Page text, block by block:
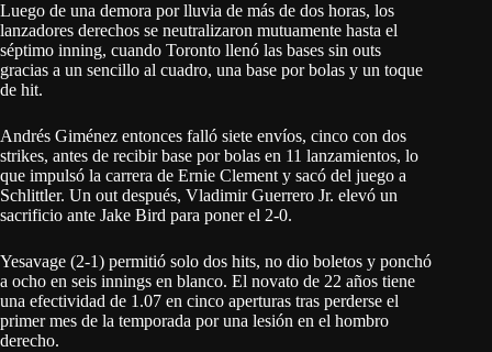
Luego de una demora por lluvia de más de dos horas, los
lanzadores derechos se neutralizaron mutuamente hasta el
séptimo inning, cuando Toronto llenó las bases sin outs
gracias a un sencillo al cuadro, una base por bolas y un toque
de hit.
Andrés Giménez entonces falló siete envíos, cinco con dos
strikes, antes de recibir base por bolas en 11 lanzamientos, lo
que impulsó la carrera de Ernie Clement y sacó del juego a
Schlittler. Un out después, Vladimir Guerrero Jr. elevó un
sacrificio ante Jake Bird para poner el 2-0.
Yesavage (2-1) permitió solo dos hits, no dio boletos y ponchó
a ocho en seis innings en blanco. El novato de 22 años tiene
una efectividad de 1.07 en cinco aperturas tras perderse el
primer mes de la temporada por una lesión en el hombro
derecho.